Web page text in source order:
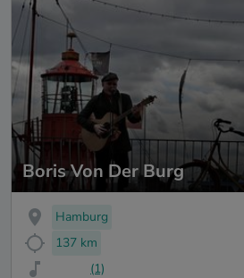
Boris Von Der Burg
Hamburg
137 km
(1)